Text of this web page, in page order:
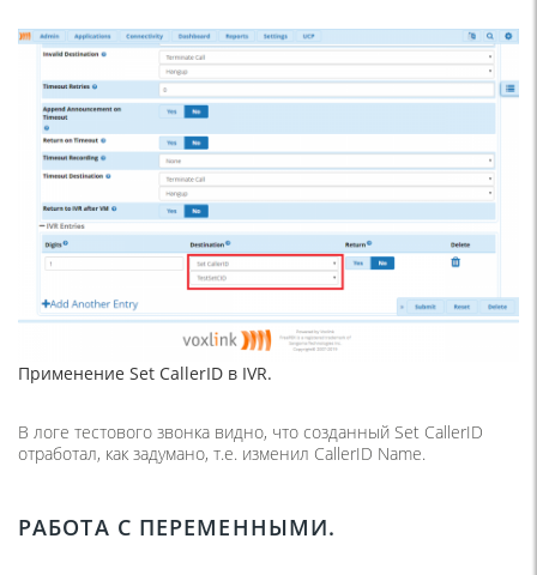
Применение Set CallerID в IVR.
В логе тестового звонка видно, что созданный Set CallerID
отработал, как задумано, т.е. изменил CallerID Name.
РАБОТА С ПЕРЕМЕННЫМИ.